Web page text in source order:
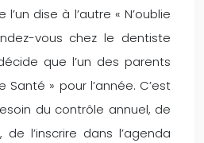
dise à l’autre « N’oublie
vous chez le dentiste
que l’un des parents
Santé » pour l’année. C’est
du contrôle annuel, de
l’inscrire dans l’agenda